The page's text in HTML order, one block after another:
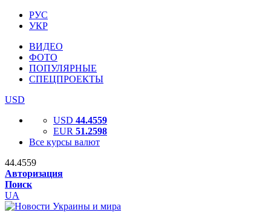
РУС
УКР
ВИДЕО
ФОТО
ПОПУЛЯРНЫЕ
СПЕЦПРОЕКТЫ
USD
USD 44.4559
EUR 51.2598
Все курсы валют
44.4559
Авторизация
Поиск
UA